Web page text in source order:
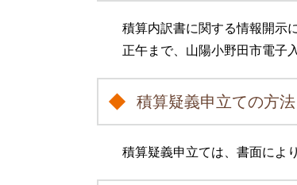
積算内訳書に関する情報開示
正午まで、山陽小野田市電子
積算疑義申立ての方法
積算疑義申立ては、書面によ